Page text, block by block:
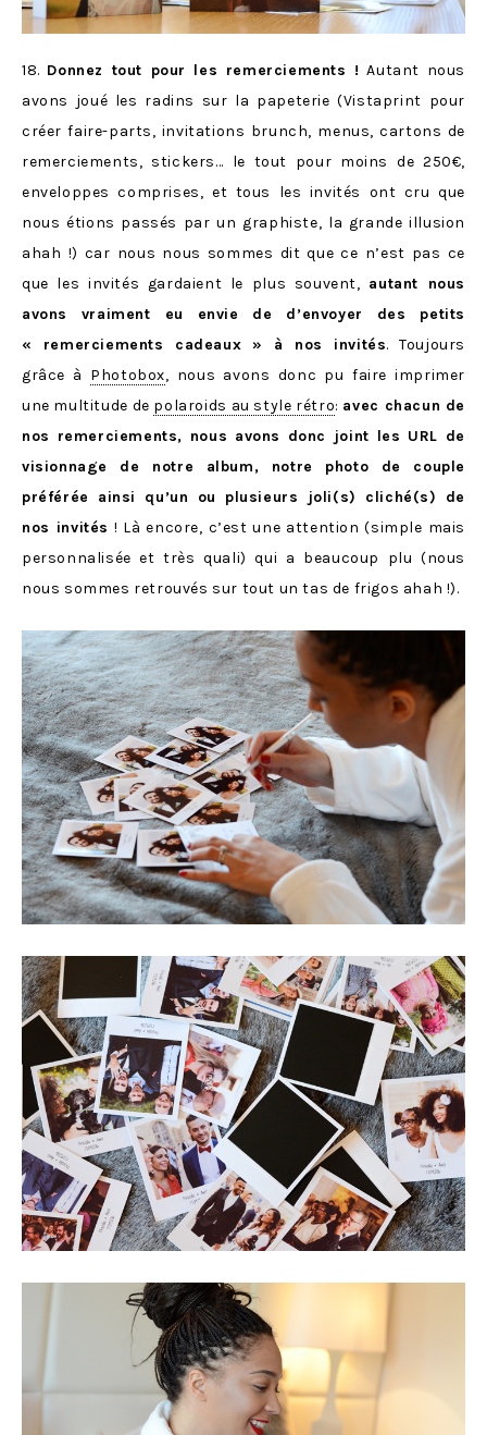
18. Donnez tout pour les remerciements ! Autant nous
avons joué les radins sur la papeterie (Vistaprint pour
créer faire-parts, invitations brunch, menus, cartons de
remerciements, stickers… le tout pour moins de 250€,
enveloppes comprises, et tous les invités ont cru que
nous étions passés par un graphiste, la grande illusion
ahah !) car nous nous sommes dit que ce n’est pas ce
que les invités gardaient le plus souvent, autant nous
avons vraiment eu envie de d’envoyer des petits
« remerciements cadeaux » à nos invités. Toujours
grâce à Photobox, nous avons donc pu faire imprimer
une multitude de polaroids au style rétro: avec chacun de
nos remerciements, nous avons donc joint les URL de
visionnage de notre album, notre photo de couple
préférée ainsi qu’un ou plusieurs joli(s) cliché(s) de
nos invités ! Là encore, c’est une attention (simple mais
personnalisée et très quali) qui a beaucoup plu (nous
nous sommes retrouvés sur tout un tas de frigos ahah !).